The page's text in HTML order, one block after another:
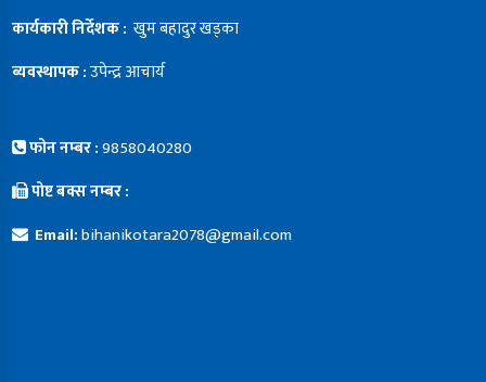
कार्यकारी निर्देशक : खुम बहादुर खड्का
ब्यवस्थापक :उपेन्द्र आचार्य
फोन नम्बर :9858040280
पोष्ट बक्स नम्बर :
Email:bihanikotara2078@gmail.com